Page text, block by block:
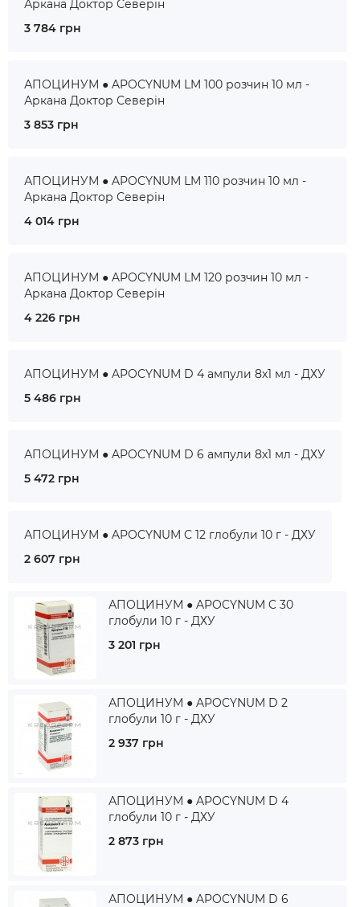
Аркана Доктор Северін
3 784 грн
АПОЦИНУМ ● APOCYNUM LM 100 розчин 10 мл -
Аркана Доктор Северін
3 853 грн
АПОЦИНУМ ● APOCYNUM LM 110 розчин 10 мл -
Аркана Доктор Северін
4 014 грн
АПОЦИНУМ ● APOCYNUM LM 120 розчин 10 мл -
Аркана Доктор Северін
4 226 грн
АПОЦИНУМ ● APOCYNUM D 4 ампули 8x1 мл - ДХУ
5 486 грн
АПОЦИНУМ ● APOCYNUM D 6 ампули 8x1 мл - ДХУ
5 472 грн
АПОЦИНУМ ● APOCYNUM C 12 глобули 10 г - ДХУ
2 607 грн
АПОЦИНУМ ● APOCYNUM C 30
глобули 10 г - ДХУ
3 201 грн
АПОЦИНУМ ● APOCYNUM D 2
глобули 10 г - ДХУ
2 937 грн
АПОЦИНУМ ● APOCYNUM D 4
глобули 10 г - ДХУ
2 873 грн
АПОЦИНУМ ● APOCYNUM D 6